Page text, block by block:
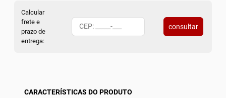
Calcular
frete e
prazo de
entrega:
consultar
CARACTERÍSTICAS DO PRODUTO